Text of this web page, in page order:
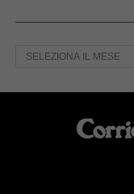
Archivi